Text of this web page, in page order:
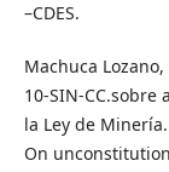
–CDES.
Machuca
10-SIN-
la Ley de
On